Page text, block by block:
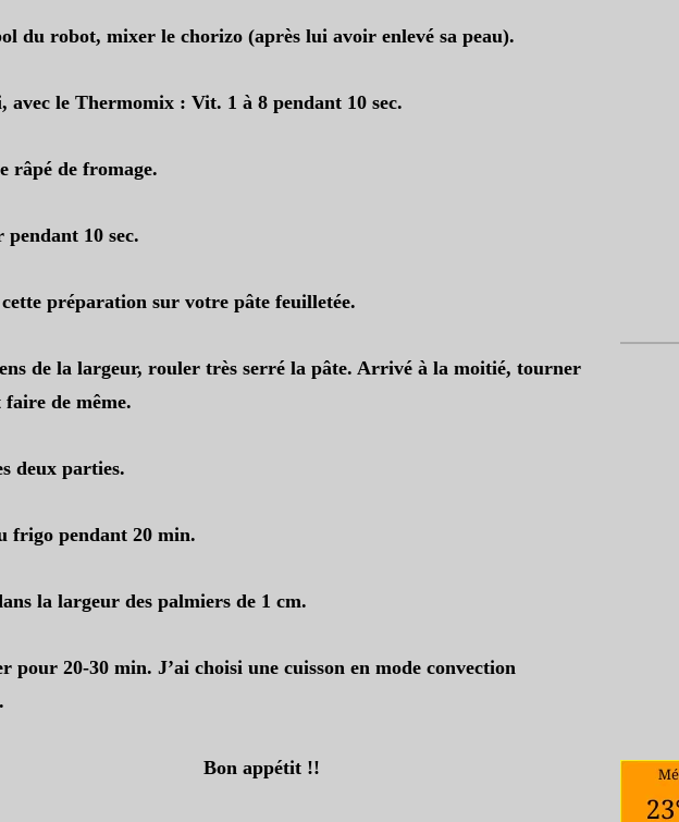
du robot, mixer le chorizo (après lui avoir enlevé sa peau).
avec le Thermomix : Vit. 1 à 8 pendant 10 sec.
râpé de fromage.
pendant 10 sec.
préparation sur votre pâte feuilletée.
de la largeur, rouler très serré la pâte. Arrivé à la moitié, tourner
faire de même.
deux parties.
frigo pendant 20 min.
la largeur des palmiers de 1 cm.
pour 20-30 min. J’ai choisi une cuisson en mode convection
Bon appétit !!